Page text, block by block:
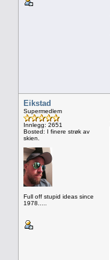
Eikstad
Supermedlem
Innlegg: 2651
Bosted: I finere strøk av
skien.
Full off stupid ideas since
1978.....